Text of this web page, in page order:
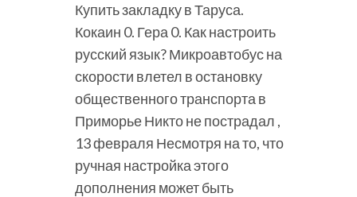
Купить закладку в Таруса.
Кокаин 0. Гера 0. Как настроить
русский язык? Микроавтобус на
скорости влетел в остановку
общественного транспорта в
Приморье Никто не пострадал ,
13 февраля Несмотря на то, что
ручная настройка этого
дополнения может быть